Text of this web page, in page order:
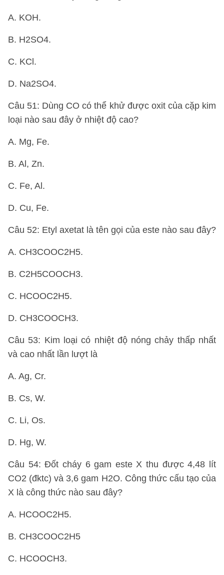
A. KOH.
B. H2SO4.
C. KCl.
D. Na2SO4.
Câu 51: Dùng CO có thể khử được oxit của cặp kim
loại nào sau đây ở nhiệt độ cao?
A. Mg, Fe.
B. Al, Zn.
C. Fe, Al.
D. Cu, Fe.
Câu 52: Etyl axetat là tên gọi của este nào sau đây?
A. CH3COOC2H5.
B. C2H5COOCH3.
C. HCOOC2H5.
D. CH3COOCH3.
Câu 53: Kim loại có nhiệt độ nóng chảy thấp nhất
và cao nhất lần lượt là
A. Ag, Cr.
B. Cs, W.
C. Li, Os.
D. Hg, W.
Câu 54: Đốt cháy 6 gam este X thu được 4,48 lít
CO2 (đktc) và 3,6 gam H2O. Công thức cấu tạo của
X là công thức nào sau đây?
A. HCOOC2H5.
B. CH3COOC2H5
C. HCOOCH3.